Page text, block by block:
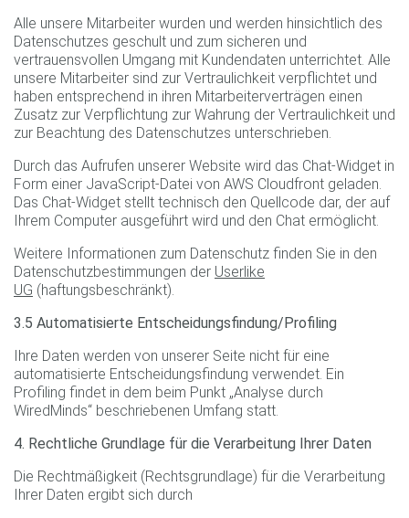
Alle unsere Mitarbeiter wurden und werden hinsichtlich des
Datenschutzes geschult und zum sicheren und
vertrauensvollen Umgang mit Kundendaten unterrichtet. Alle
unsere Mitarbeiter sind zur Vertraulichkeit verpflichtet und
haben entsprechend in ihren Mitarbeiterverträgen einen
Zusatz zur Verpflichtung zur Wahrung der Vertraulichkeit und
zur Beachtung des Datenschutzes unterschrieben.
Durch das Aufrufen unserer Website wird das Chat-Widget in
Form einer JavaScript-Datei von AWS Cloudfront geladen.
Das Chat-Widget stellt technisch den Quellcode dar, der auf
Ihrem Computer ausgeführt wird und den Chat ermöglicht.
Weitere Informationen zum Datenschutz finden Sie in den
Datenschutzbestimmungen der Userlike
UG (haftungsbeschränkt).
3.5 Automatisierte Entscheidungsfindung/Profiling
Ihre Daten werden von unserer Seite nicht für eine
automatisierte Entscheidungsfindung verwendet. Ein
Profiling findet in dem beim Punkt „Analyse durch
WiredMinds“ beschriebenen Umfang statt.
4. Rechtliche Grundlage für die Verarbeitung Ihrer Daten
Die Rechtmäßigkeit (Rechtsgrundlage) für die Verarbeitung
Ihrer Daten ergibt sich durch